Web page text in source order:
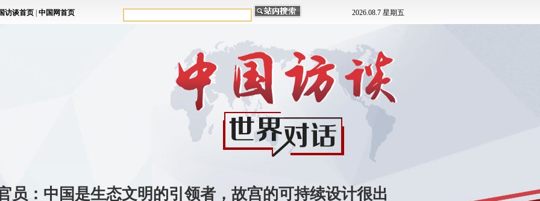
员：中国是生态文明的引领者，故宫的可持续设计很出